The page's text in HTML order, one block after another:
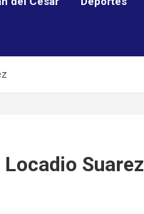
Suarez